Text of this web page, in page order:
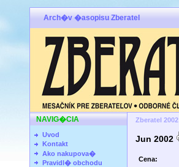
Arch�v �asopisu Zberatel
NAVIG�CIA
Uvod
Kontakt
Ako nakupova�
Pravidl� obchodu
Zberatel 2002
Jun 2002
Cena: